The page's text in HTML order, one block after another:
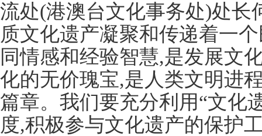
流处(港澳台文化事务处)处长
质文化遗产凝聚和传递着一
同情感和经验智慧,是发展文
化的无价瑰宝,是人类文明进
篇章。我们要充分利用“文化
度,积极参与文化遗产的保护